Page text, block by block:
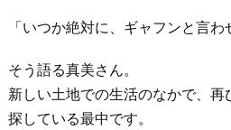
「いつか絶対に、ギャフンと言わ
そう語る真美さん。
新しい土地での生活のなかで、再
探している最中です。